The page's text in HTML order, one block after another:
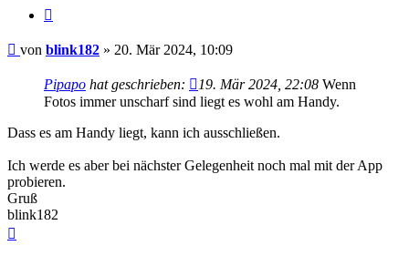
Beitrag
von blink182 » 20. Mär 2024, 10:09
Pipapo hat geschrieben: 19. Mär 2024, 22:08 Wenn
Fotos immer unscharf sind liegt es wohl am Handy.
Dass es am Handy liegt, kann ich ausschließen.
Ich werde es aber bei nächster Gelegenheit noch mal mit der App
probieren.
Gruß
blink182